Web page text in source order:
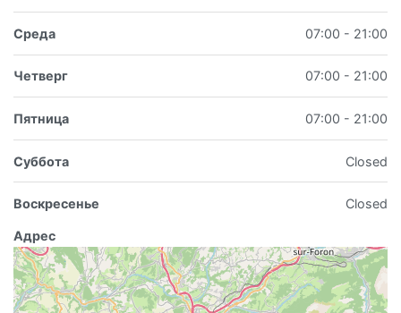
Среда 07:00 - 21:00
Четверг 07:00 - 21:00
Пятница 07:00 - 21:00
Суббота Closed
Воскресенье Closed
Адрес